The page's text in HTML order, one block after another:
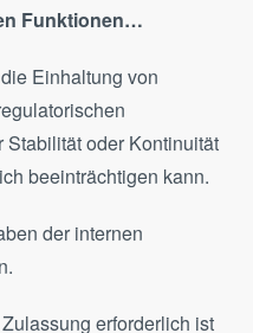
Funktionen…
Einhaltung von
oder Kontinuität
beeinträchtigen kann.
der internen
erforderlich ist